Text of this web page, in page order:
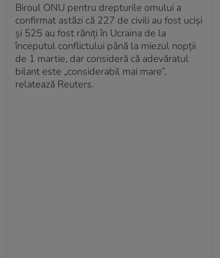
Biroul ONU pentru drepturile omului a
confirmat astăzi că 227 de civili au fost uciși
și 525 au fost răniți în Ucraina de la
începutul conflictului până la miezul nopții
de 1 martie, dar consideră că adevăratul
bilant este „considerabil mai mare”,
relatează Reuters.